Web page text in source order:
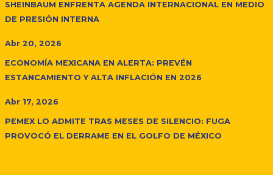
SHEINBAUM ENFRENTA AGENDA INTERNACIONAL EN MEDIO
DE PRESIÓN INTERNA
Abr 20, 2026
ECONOMÍA MEXICANA EN ALERTA: PREVÉN
ESTANCAMIENTO Y ALTA INFLACIÓN EN 2026
Abr 17, 2026
PEMEX LO ADMITE TRAS MESES DE SILENCIO: FUGA
PROVOCÓ EL DERRAME EN EL GOLFO DE MÉXICO